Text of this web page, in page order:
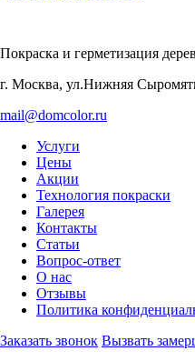
Покраска и герметизация
г. Москва, ул.Нижняя
mail@domcolor.ru
Услуги
Цены
Акции
Технология покраски
Галерея
Контакты
Статьи
Вопрос-ответ
О нас
Отзывы
Политика
Заказать звонок Вызвать